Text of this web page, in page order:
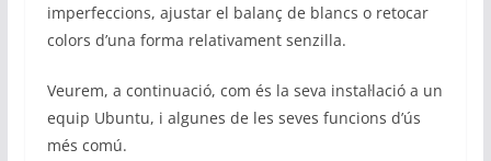
imperfeccions, ajustar el balanç de blancs o retocar
colors d’una forma relativament senzilla.
Veurem, a continuació, com és la seva instal·lació a un
equip Ubuntu, i algunes de les seves funcions d’ús
més comú.